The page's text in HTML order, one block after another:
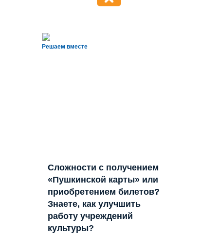
Решаем вместе
Сложности с получением
«Пушкинской карты» или
приобретением билетов?
Знаете, как улучшить
работу учреждений
культуры?